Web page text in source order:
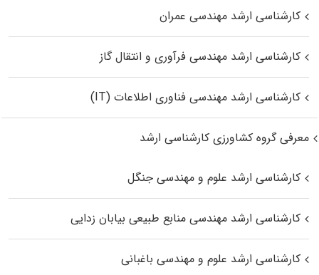
کارشناسی ارشد مهندسی عمران
کارشناسی ارشد مهندسی فرآوری و انتقال گاز
کارشناسی ارشد مهندسی فناوری اطلاعات (IT)
معرفی گروه کشاورزی کارشناسی ارشد
کارشناسی ارشد علوم و مهندسی جنگل
کارشناسی ارشد مهندسی منابع طبیعی بیابان زدایی
کارشناسی ارشد علوم و مهندسی باغبانی